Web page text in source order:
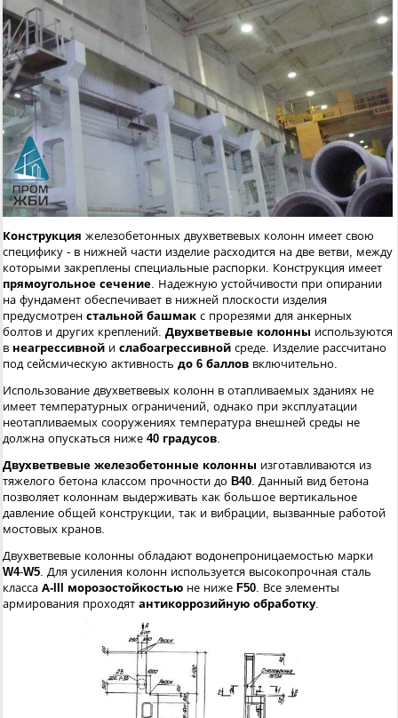
Конструкция железобетонных двухветвевых колонн имеет свою
специфику - в нижней части изделие расходится на две ветви, между
которыми закреплены специальные распорки. Конструкция имеет
прямоугольное сечение. Надежную устойчивости при опирании
на фундамент обеспечивает в нижней плоскости изделия
предусмотрен стальной башмак с прорезями для анкерных
болтов и других креплений. Двухветвевые колонны используются
в неагрессивной и слабоагрессивной среде. Изделие рассчитано
под сейсмическую активность до 6 баллов включительно.
Использование двухветвевых колонн в отапливаемых зданиях не
имеет температурных ограничений, однако при эксплуатации
неотапливаемых сооружениях температура внешней среды не
должна опускаться ниже 40 градусов.
Двухветвевые железобетонные колонны изготавливаются из
тяжелого бетона классом прочности до B40. Данный вид бетона
позволяет колоннам выдерживать как большое вертикальное
давление общей конструкции, так и вибрации, вызванные работой
мостовых кранов.
Двухветвевые колонны обладают водонепроницаемостью марки
W4-W5. Для усиления колонн используется высокопрочная сталь
класса А-III морозостойкостью не ниже F50. Все элементы
армирования проходят антикоррозийную обработку.